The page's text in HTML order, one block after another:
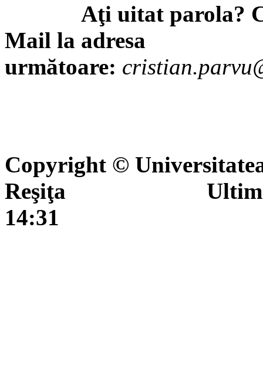
Aţi uitat parola?
Mail la adresa
următoare:
Copyright ©
Reşiţa Ultima
14:31